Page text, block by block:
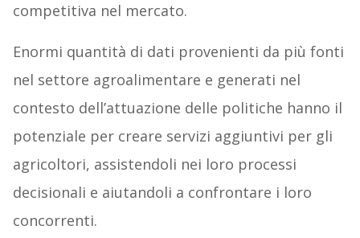
competitiva nel mercato.
Enormi quantità di dati provenienti da più fonti
nel settore agroalimentare e generati nel
contesto dell’attuazione delle politiche hanno il
potenziale per creare servizi aggiuntivi per gli
agricoltori, assistendoli nei loro processi
decisionali e aiutandoli a confrontare i loro
concorrenti.